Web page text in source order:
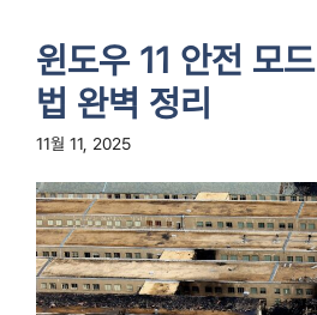
윈도우 11 안전 모
법 완벽 정리
11월 11, 2025